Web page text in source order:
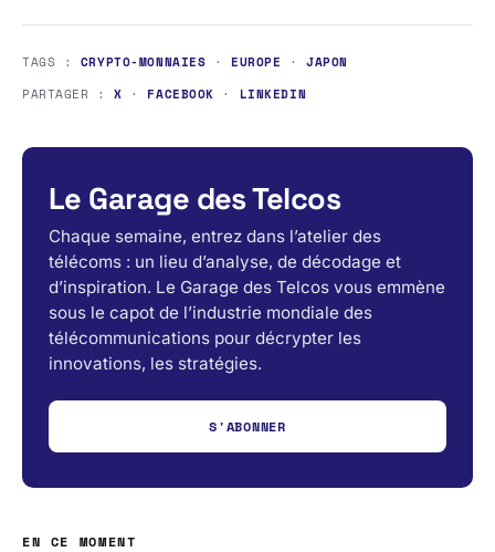
TAGS : CRYPTO-MONNAIES · EUROPE ·JAPON
PARTAGER :X · FACEBOOK · LINKEDIN
Le Garage des Telcos
Chaque semaine, entrez dans l’atelier des
télécoms : un lieu d’analyse, de décodage et
d’inspiration. Le Garage des Telcos vous emmène
sous le capot de l’industrie mondiale des
télécommunications pour décrypter les
innovations, les stratégies.
S'ABONNER
EN CE MOMENT